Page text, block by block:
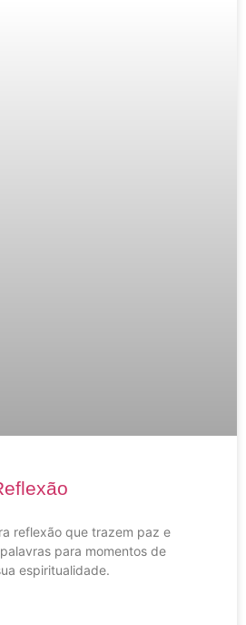
reflexão que trazem paz e
para momentos de
espiritualidade.